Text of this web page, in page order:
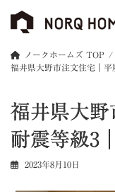
ノークホームズ TOP
福井県大野市注文住宅｜
福井県大野
耐震等級3
2023年8月10日